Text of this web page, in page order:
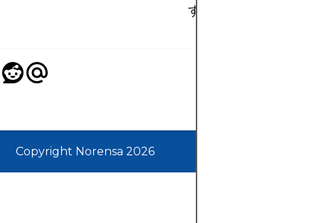
す。
Copyright Norensa 2026